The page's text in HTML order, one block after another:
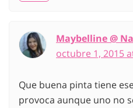
Maybelline @
octubre 1, 2015
Que buena pinta tiene
provoca aunque uno no